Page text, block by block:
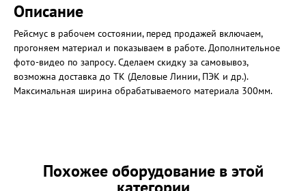
Описание
Рейсмус в рабочем состоянии, перед продажей включаем,
прогоняем материал и показываем в работе. Дополнительное
фото-видео по запросу. Сделаем скидку за самовывоз,
возможна доставка до ТК (Деловые Линии, ПЭК и др.).
Максимальная ширина обрабатываемого материала 300мм.
Похожее оборудование в этой